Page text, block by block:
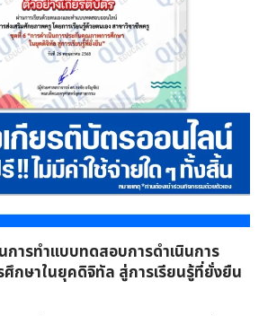
การทำแบบทดสอบการดำเนินการ
กษาในยุคดิจิทัล สู่การเรียนรู้ที่ยั่งยืน